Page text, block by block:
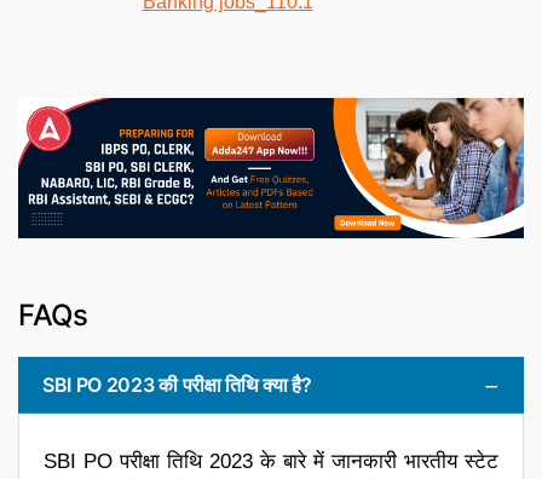
FAQs
SBI PO 2023 की परीक्षा तिथि क्या है?
SBI PO परीक्षा तिथि 2023 के बारे में जानकारी भारतीय स्टेट